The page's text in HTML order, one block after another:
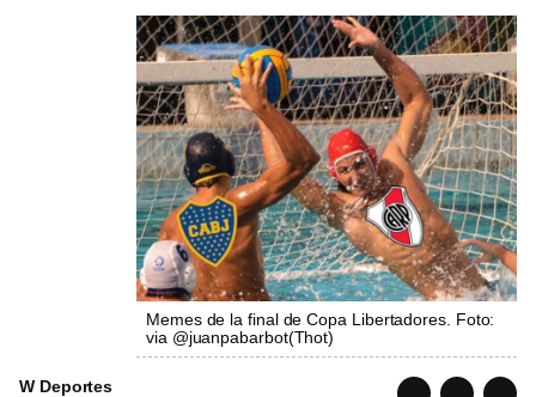
Memes de la final de Copa Libertadores. Foto:
via @juanpabarbot(Thot)
W Deportes